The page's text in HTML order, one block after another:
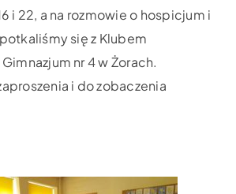
i 22, a na rozmowie o hospicjum i
się z Klubem
nr 4 w Żorach.
i do zobaczenia